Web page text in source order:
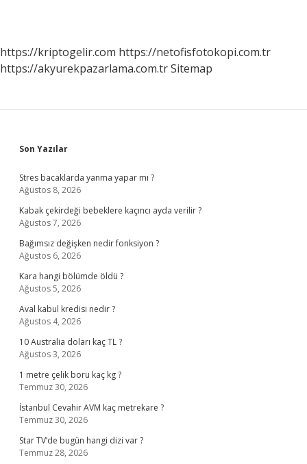
https://kriptogelir.com https://netofisfotokopi.com.tr
https://akyurekpazarlama.com.trSitemap
Sidebar
Son Yazılar
Stres bacaklarda yanma yapar mı ?
Ağustos 8, 2026
Kabak çekirdeği bebeklere kaçıncı ayda verilir ?
Ağustos 7, 2026
Bağımsız değişken nedir fonksiyon ?
Ağustos 6, 2026
Kara hangi bölümde öldü ?
Ağustos 5, 2026
Aval kabul kredisi nedir ?
Ağustos 4, 2026
10 Australia doları kaç TL ?
Ağustos 3, 2026
1 metre çelik boru kaç kg ?
Temmuz 30, 2026
İstanbul Cevahir AVM kaç metrekare ?
Temmuz 30, 2026
Star TV’de bugün hangi dizi var ?
Temmuz 28, 2026